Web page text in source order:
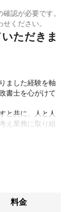
認が必要です。
ください。
ただきま
ました経験を軸
書士を心がけて
と共に、人と人
え業務に取り組
を誰に相談した
ご相談をお伺い
をさせていただ
料金